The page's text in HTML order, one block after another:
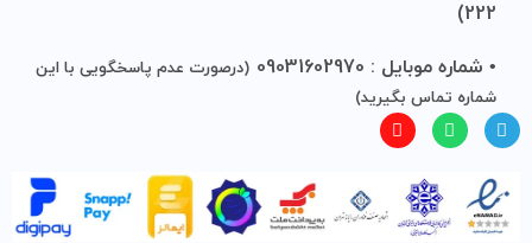
222)
• شماره موبایل : 09031602970
(درصورت عدم پاسخگویی با این
شماره تماس بگیرید)